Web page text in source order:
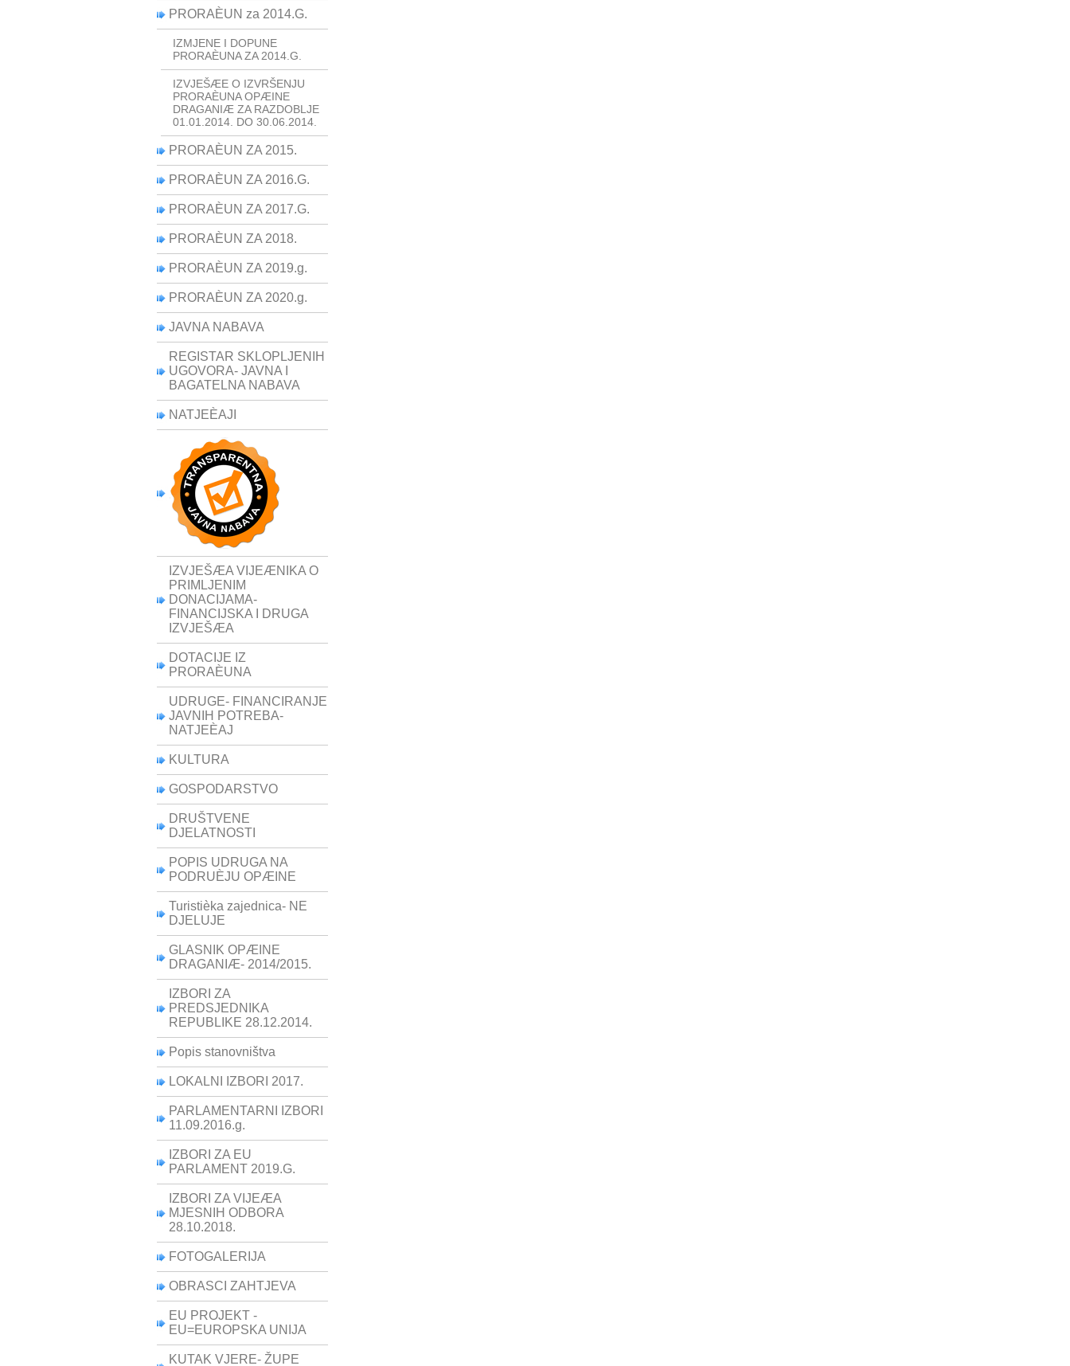
PRORAÈUN za 2014.G.
IZMJENE I DOPUNE
PRORAÈUNA ZA 2014.G.
IZVJEŠÆE O IZVRŠENJU
PRORAÈUNA OPÆINE
DRAGANIÆ ZA RAZDOBLJE
01.01.2014. DO 30.06.2014.
PRORAÈUN ZA 2015.
PRORAÈUN ZA 2016.G.
PRORAÈUN ZA 2017.G.
PRORAÈUN ZA 2018.
PRORAÈUN ZA 2019.g.
PRORAÈUN ZA 2020.g.
JAVNA NABAVA
REGISTAR SKLOPLJENIH
UGOVORA- JAVNA I
BAGATELNA NABAVA
NATJEÈAJI
IZVJEŠÆA VIJEÆNIKA O
PRIMLJENIM
DONACIJAMA-
FINANCIJSKA I DRUGA
IZVJEŠÆA
DOTACIJE IZ
PRORAÈUNA
UDRUGE- FINANCIRANJE
JAVNIH POTREBA-
NATJEÈAJ
KULTURA
GOSPODARSTVO
DRUŠTVENE
DJELATNOSTI
POPIS UDRUGA NA
PODRUÈJU OPÆINE
Turistièka zajednica- NE
DJELUJE
GLASNIK OPÆINE
DRAGANIÆ- 2014/2015.
IZBORI ZA
PREDSJEDNIKA
REPUBLIKE 28.12.2014.
Popis stanovništva
LOKALNI IZBORI 2017.
PARLAMENTARNI IZBORI
11.09.2016.g.
IZBORI ZA EU
PARLAMENT 2019.G.
IZBORI ZA VIJEÆA
MJESNIH ODBORA
28.10.2018.
FOTOGALERIJA
OBRASCI ZAHTJEVA
EU PROJEKT -
EU=EUROPSKA UNIJA
KUTAK VJERE- ŽUPE